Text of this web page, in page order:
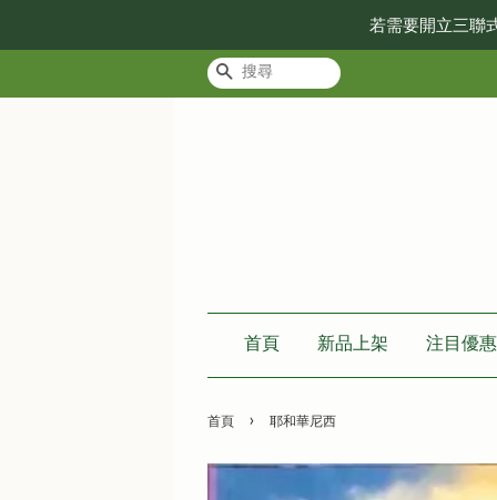
若需要開立三聯
搜尋
首頁 新品上架 注目優惠
首頁 › 耶和華尼西